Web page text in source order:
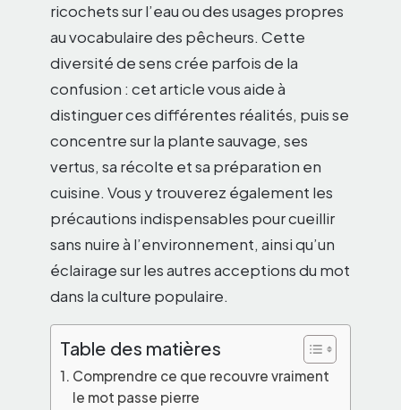
ricochets sur l’eau ou des usages propres
au vocabulaire des pêcheurs. Cette
diversité de sens crée parfois de la
confusion : cet article vous aide à
distinguer ces différentes réalités, puis se
concentre sur la plante sauvage, ses
vertus, sa récolte et sa préparation en
cuisine. Vous y trouverez également les
précautions indispensables pour cueillir
sans nuire à l’environnement, ainsi qu’un
éclairage sur les autres acceptions du mot
dans la culture populaire.
Table des matières
Comprendre ce que recouvre vraiment
le mot passe pierre